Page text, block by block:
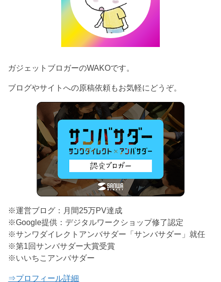
ガジェットブロガーのWAKOです。
ブログやサイトへの原稿依頼もお気軽にどうぞ。
※運営ブログ：月間25万PV達成
※Google提供：デジタルワークショップ修了認定
※サンワダイレクトアンバサダー「サンバサダー」就任
※第1回サンバサダー大賞受賞
※いいちこアンバサダー
⇒プロフィール詳細